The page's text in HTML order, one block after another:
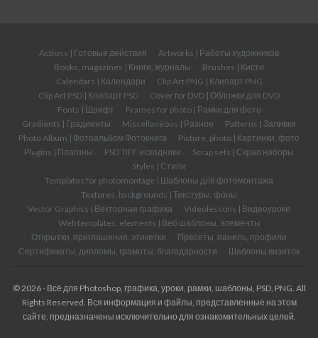
Actions | Готовые действия
Artworks | Работы художников
Books, magazines | Книги, журналы
Brushes | Кисти
Calendars | Календари
Clip Art PNG | Клипарт PNG
Clip Art PSD | Клипарт PSD
Cover for DVD | Обложки для DVD
Fonts | Шрифт
Frames for photo | Рамки для фото
Gradients | Градиенты
Miscellaneous | Разное
Patterns | Заливки
Photo Album | Фотоальбом Фотокнига
Picture, photo | Картинки, фото
Plugins | Плагины
PSD TIFF исходники
Scrap sets | Скрап наборы
Styles | Стили
Templates for photomontage | Шаблоны для фотомонтажа
Textures, backgrounds | Текстуры, фоны
Vector Graphics | Векторная графика
Videolessons | Видеоуроки
Web templates, elements | Веб шаблоны, элементы
Открытки, приглашения, этикетки
Пресеты, панель, профили
Сертификаты, дипломы, грамоты, благодарности
Шаблоны визиток
© 2026 - Всё для Photoshop, графика, уроки, рамки, шаблоны, PSD, PNG. All
Rights Reserved. Вся информация и файлы, представленные на этом
сайте, предназначены исключительно для ознакомительных целей.